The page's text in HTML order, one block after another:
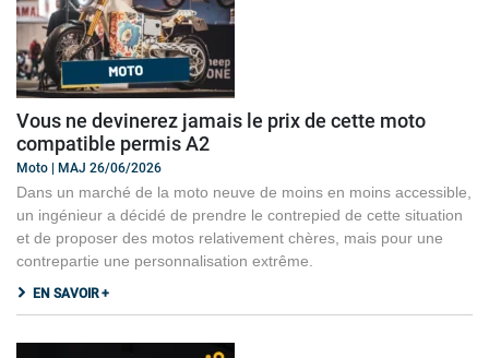
Vous ne devinerez jamais le prix de cette moto
compatible permis A2
Moto | MAJ 26/06/2026
Dans un marché de la moto neuve de moins en moins accessible,
un ingénieur a décidé de prendre le contrepied de cette situation
et de proposer des motos relativement chères, mais pour une
contrepartie une personnalisation extrême.
EN SAVOIR +